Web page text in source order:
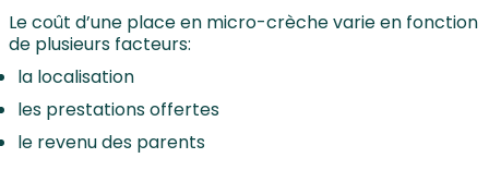
Le coût d’une place en micro-crèche varie en fonction
de plusieurs facteurs:
la localisation
les prestations offertes
le revenu des parents